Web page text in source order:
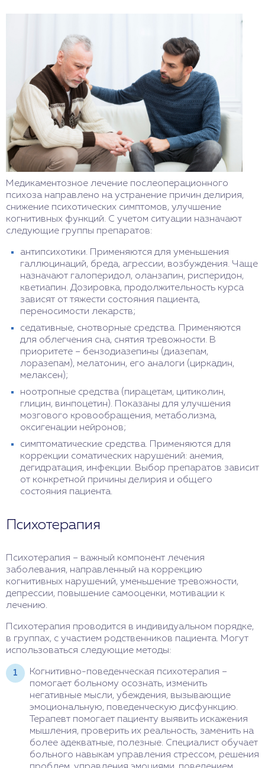
Медикаментозное лечение послеоперационного
психоза направлено на устранение причин делирия,
снижение психотических симптомов, улучшение
когнитивных функций. С учетом ситуации назначают
следующие группы препаратов:
антипсихотики. Применяются для уменьшения
галлюцинаций, бреда, агрессии, возбуждения. Чаще
назначают галоперидол, оланзапин, рисперидон,
кветиапин. Дозировка, продолжительность курса
зависят от тяжести состояния пациента,
переносимости лекарств;
седативные, снотворные средства. Применяются
для облегчения сна, снятия тревожности. В
приоритете – бензодиазепины (диазепам,
лоразепам), мелатонин, его аналоги (циркадин,
мелаксен);
ноотропные средства (пирацетам, цитиколин,
глицин, винпоцетин). Показаны для улучшения
мозгового кровообращения, метаболизма,
оксигенации нейронов;
симптоматические средства. Применяются для
коррекции соматических нарушений: анемия,
дегидратация, инфекции. Выбор препаратов зависит
от конкретной причины делирия и общего
состояния пациента.
Психотерапия
Психотерапия – важный компонент лечения
заболевания, направленный на коррекцию
когнитивных нарушений, уменьшение тревожности,
депрессии, повышение самооценки, мотивации к
лечению.
Психотерапия проводится в индивидуальном порядке,
в группах, с участием родственников пациента. Могут
использоваться следующие методы:
Когнитивно-поведенческая психотерапия –
помогает больному осознать, изменить
негативные мысли, убеждения, вызывающие
эмоциональную, поведенческую дисфункцию.
Терапевт помогает пациенту выявить искажения
мышления, проверить их реальность, заменить на
более адекватные, полезные. Специалист обучает
больного навыкам управления стрессом, решения